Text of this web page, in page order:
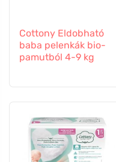
Cottony Eldobható
baba pelenkák bio-
pamutból 4-9 kg